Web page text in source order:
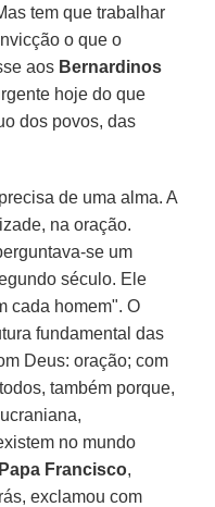
tem que trabalhar
o que o
aos Bernardinos
hoje do que
dos povos, das
de uma alma. A
na oração.
se um
século. Ele
cada homem". O
fundamental das
Deus: oração; com
também porque,
no mundo
Papa Francisco,
exclamou com